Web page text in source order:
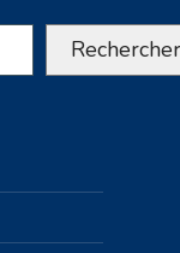
Rechercher